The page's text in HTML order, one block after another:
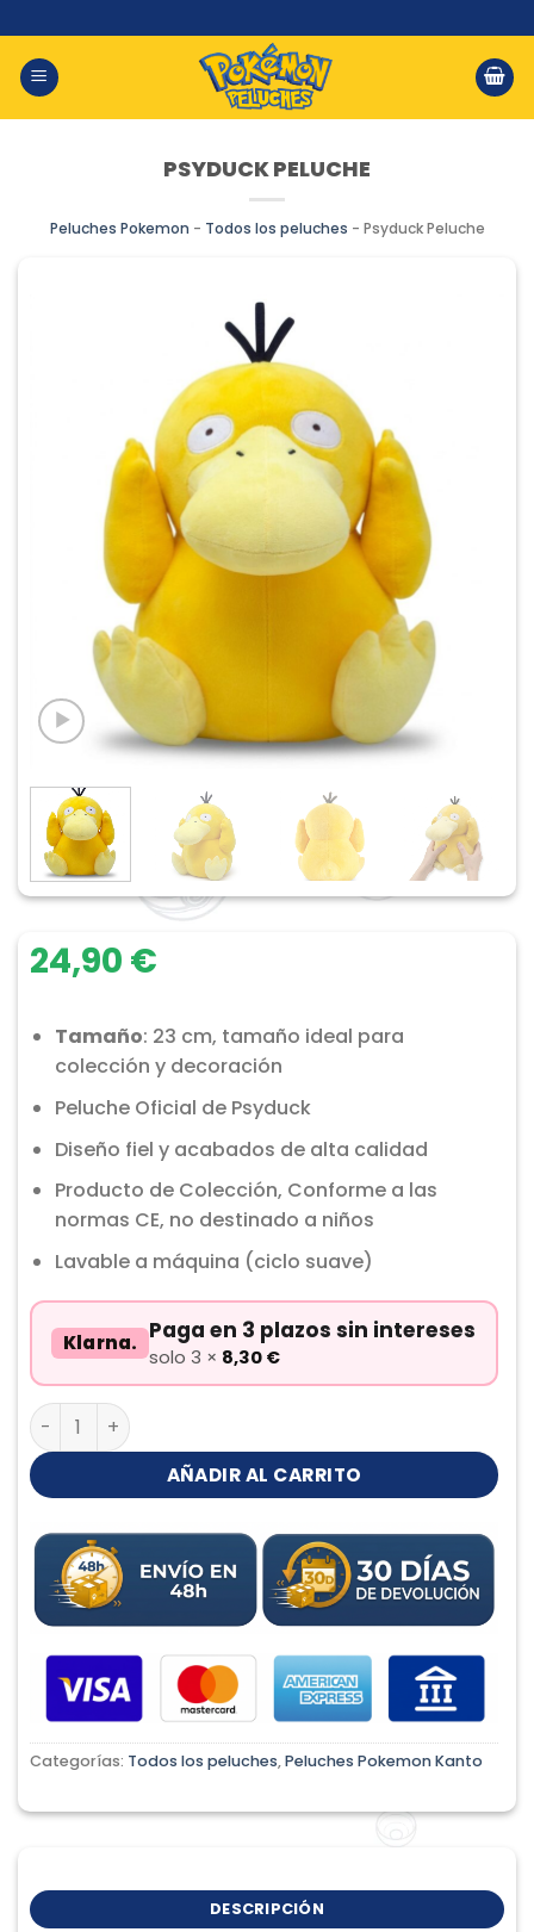
al
contenido
PSYDUCK PELUCHE
Peluches Pokemon - Todos los peluches - Psyduck Peluche
24,90 €
Tamaño: 23 cm, tamaño ideal para
colección y decoración
Peluche Oficial de Psyduck
Diseño fiel y acabados de alta calidad
Producto de Colección, Conforme a las
normas CE, no destinado a niños
Lavable a máquina (ciclo suave)
Klarna. Paga en 3 plazos sin intereses
solo 3 × 8,30 €
Psyduck Peluche cantidad
AÑADIR AL CARRITO
Categorías: Todos los peluches,Peluches Pokemon Kanto
DESCRIPCIÓN